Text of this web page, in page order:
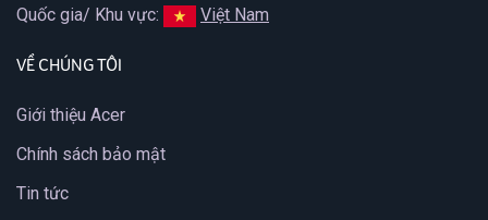
Quốc gia/ Khu vực: Việt Nam
VỀ CHÚNG TÔI
Giới thiệu Acer
Chính sách bảo mật
Tin tức